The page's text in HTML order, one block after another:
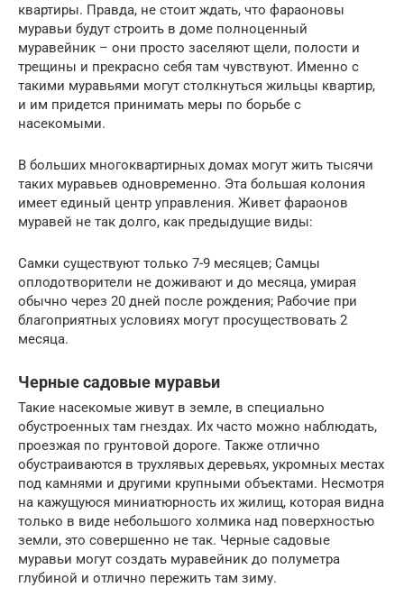
квартиры. Правда, не стоит ждать, что фараоновы
муравьи будут строить в доме полноценный
муравейник – они просто заселяют щели, полости и
трещины и прекрасно себя там чувствуют. Именно с
такими муравьями могут столкнуться жильцы квартир,
и им придется принимать меры по борьбе с
насекомыми.
В больших многоквартирных домах могут жить тысячи
таких муравьев одновременно. Эта большая колония
имеет единый центр управления. Живет фараонов
муравей не так долго, как предыдущие виды:
Самки существуют только 7-9 месяцев; Самцы
оплодотворители не доживают и до месяца, умирая
обычно через 20 дней после рождения; Рабочие при
благоприятных условиях могут просуществовать 2
месяца.
Черные садовые муравьи
Такие насекомые живут в земле, в специально
обустроенных там гнездах. Их часто можно наблюдать,
проезжая по грунтовой дороге. Также отлично
обустраиваются в трухлявых деревьях, укромных местах
под камнями и другими крупными объектами. Несмотря
на кажущуюся миниатюрность их жилищ, которая видна
только в виде небольшого холмика над поверхностью
земли, это совершенно не так. Черные садовые
муравьи могут создать муравейник до полуметра
глубиной и отлично пережить там зиму.